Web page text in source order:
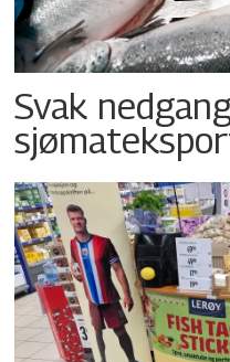
Svak